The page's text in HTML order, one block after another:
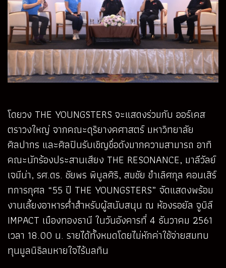
โดยวง THE YOUNGSTERS จะแสดงร่วมกับ ออร์เคส
ตราวงใหญ่ จากคณะดุริยางคศาสตร์ มหาวิทยาลัย
ศิลปากร และศิลปินรับเชิญชื่อดังมากความสามารถ อาทิ
คณะนักร้องประสานเสียง THE RESONANCE, มาลีวัลย์
เจมีน่า, รศ.ดร. ชัยพร พิบูลศิริ, สมชัย ขำเลิศกุล คอนเสิร์
ทการกุศล “55 ปี THE YOUNGSTERS” จัดแสดงพร้อม
งานเลี้ยงอาหารค่ำสำหรับผู้สนับสนุน ณ ห้องรอยัล จูบิลี
IMPACT เมืองทองธานี ในวันอังคารที่ 4 ธันวาคม 2561
เวลา 18.00 น. รายได้ทั้งหมดโดยไม่หักค่าใช้จ่ายสมทบ
ทุนมูลนิธิลมหายใจไร้มลทิน